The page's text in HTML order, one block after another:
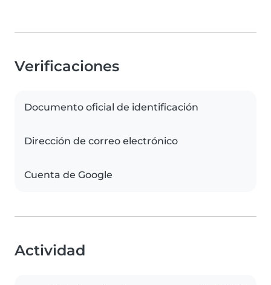
Verificaciones
Documento oficial de identificación
Dirección de correo electrónico
Cuenta de Google
Actividad